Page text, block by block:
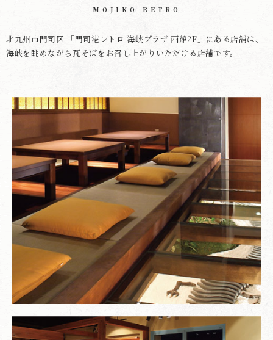
MOJIKO RETRO
北九州市門司区 「門司港レトロ 海峡プラザ 西館2F」にある店舗は、
海峡を眺めながら瓦そばをお召し上がりいただける店舗です。